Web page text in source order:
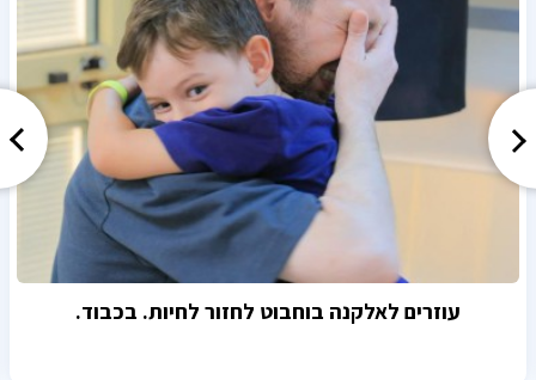
עוזרים לאלקנה בוחבוט לחזור לחיות. בכבוד.